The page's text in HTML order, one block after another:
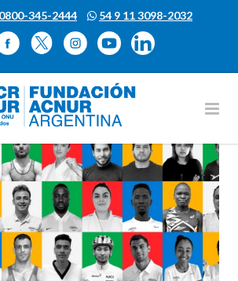
0800-345-2444 54 9 11 3098-2032